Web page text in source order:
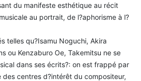
du manifeste esthétique au récit
au portrait, de l?aphorisme à l?
telles qu?Isamu Noguchi, Akira
ou Kenzaburo Oe, Takemitsu ne se
dans ses écrits?: on est frappé par
des centres d?intérêt du compositeur,